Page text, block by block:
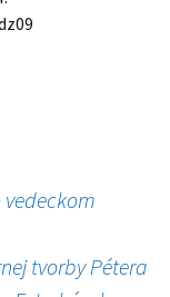
tvorby Pétera